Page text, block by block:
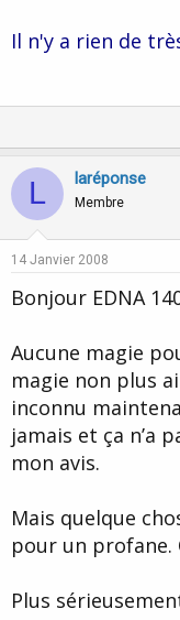
Il n'y a rien de
L laréponse
Membre
14 Janvier 2008
Bonjour EDNA
Aucune magie
magie non plus
inconnu
jamais et ça n’a
mon avis.
Mais quelque
pour un profane.
Plus